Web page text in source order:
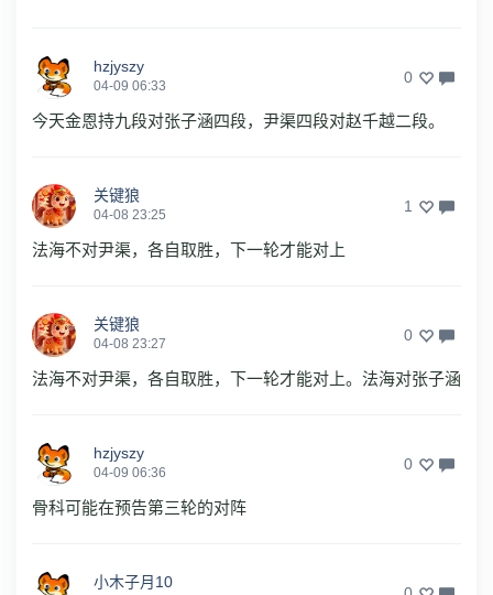
hzjyszy
04-09 06:33 0
今天金恩持九段对张子涵四段，尹渠四段对赵千越二段。
关键狼
04-08 23:25 1
法海不对尹渠，各自取胜，下一轮才能对上
关键狼
04-08 23:27 0
法海不对尹渠，各自取胜，下一轮才能对上。法海对张子涵
hzjyszy
04-09 06:36 0
骨科可能在预告第三轮的对阵
小木子月10